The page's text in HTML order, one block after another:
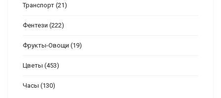
Транспорт (21)
Фентези (222)
Фрукты-Овощи (19)
Цветы (453)
Часы (130)